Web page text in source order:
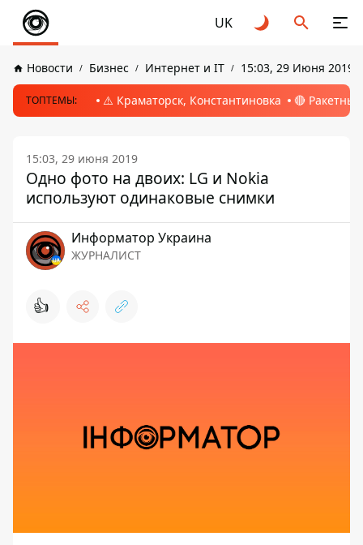
UK
Новости Бизнес Интернет и IT 15:03, 29 Июня 2019
ТОПТЕМЫ: ⚠️ Краматорск, Константиновка 🔴
15:03, 29 июня 2019
Одно фото на двоих: LG и Nokia
используют одинаковые снимки
Информатор Украина
ЖУРНАЛИСТ
👍